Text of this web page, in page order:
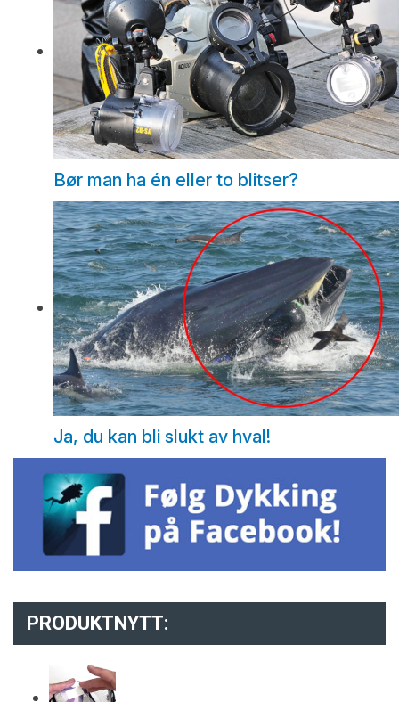
Bør man ha én eller to blitser?
Ja, du kan bli slukt av hval!
PRODUKTNYTT: